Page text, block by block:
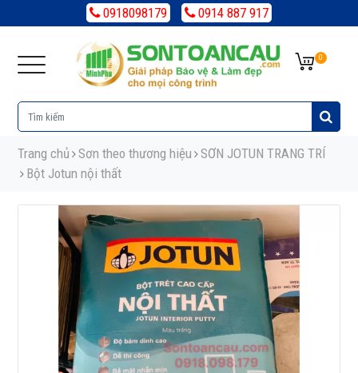
0918098179 0914 887 917
0
Trang chủ Sơn theo thương hiệu SƠN JOTUN TRANG TRÍ
Bột Jotun nội thất